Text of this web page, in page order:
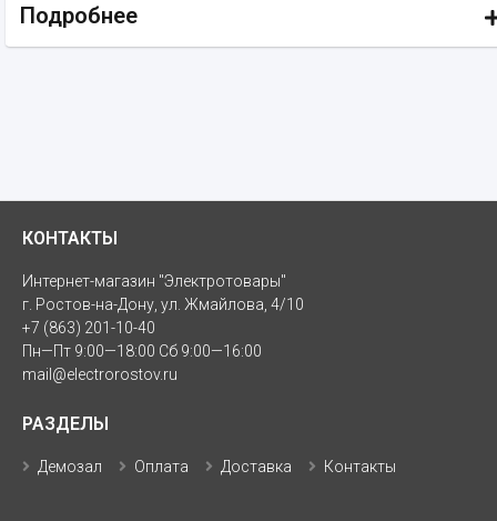
Подробнее
КОНТАКТЫ
Интернет-магазин "Электротовары"
г. Ростов-на-Дону, ул. Жмайлова, 4/10
+7 (863) 201-10-40
Пн—Пт 9:00—18:00 Сб 9:00—16:00
mail@electrorostov.ru
РАЗДЕЛЫ
Демозал Оплата Доставка Контакты